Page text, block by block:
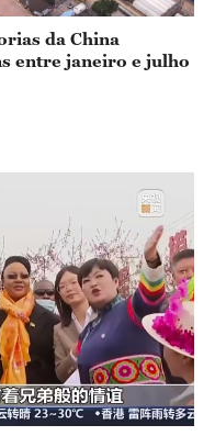
da China
entre janeiro e julho